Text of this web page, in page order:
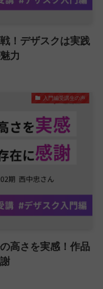
！デザスクは実践
力
入門編受講生の声
高さを実感！作品